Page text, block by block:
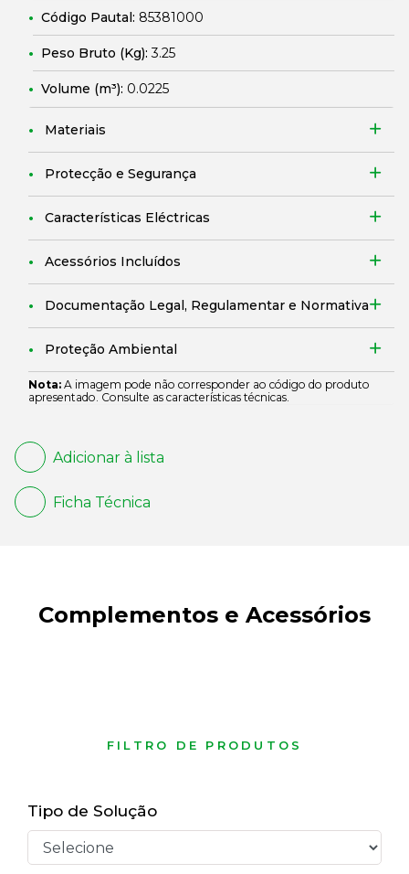
Código Pautal: 85381000
Peso Bruto (Kg):3.25
Volume (m³): 0.0225
Materiais
Protecção e Segurança
Características Eléctricas
Acessórios Incluídos
Documentação Legal, Regulamentar e Normativa
Proteção Ambiental
Nota: A imagem pode não corresponder ao código do produto
apresentado. Consulte as características técnicas.
Adicionar à lista
Ficha Técnica
Complementos e Acessórios
FILTRO DE PRODUTOS
Tipo de Solução